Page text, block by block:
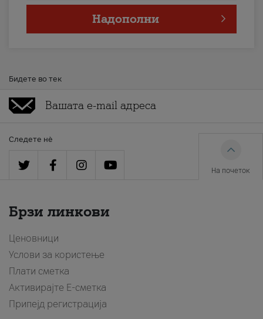
Надополни
Бидете во тек
Следете нè
На почеток
Брзи линкови
Ценовници
Услови за користење
Плати сметка
Активирајте Е-сметка
Припејд регистрација